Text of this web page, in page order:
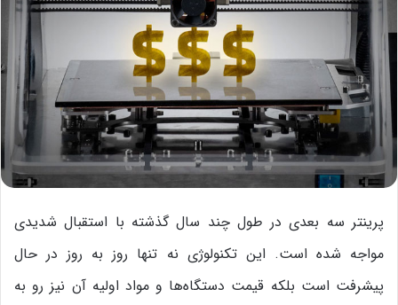
پرینتر سه بعدی در طول چند سال گذشته با استقبال شدیدی
مواجه شده است. این تکنولوژی نه تنها روز به روز در حال
پیشرفت است بلکه قیمت دستگاه‌ها و مواد اولیه آن نیز رو به